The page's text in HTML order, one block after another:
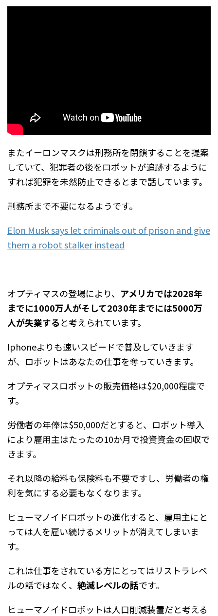
またイーロンマスクは刑務所を閉鎖することを提案
していて、犯罪者の後をロボットが追跡するように
すれば犯罪を未然防止できるとまで話しています。
刑務所まで不要になるようです。
Elon Musk says let criminals out of prison and give
them a robot stalker instead
オプティマスの登場により、 アメリカでは2028年
までに1000万人がそして2030年までには5000万
人が失業すると考えられています。
Iphoneよりも速いスピードで普及していきます
が、ロボットはあなたの仕事を奪っていきます。
オプティマスロボットの販売価格は$20,000程度で
す。
労働者の年俸は$50,000だとすると、ロボット導入
により雇用主はたったの10か月で投資資金の回収で
きます。
それ以降の給料も保険料も不要ですし、労働者の権
利を気にする必要もなくなります。
ヒューマノイドロボットの進化すると、雇用主にと
っては人を雇い続けるメリットが消えてしまいま
す。
これは仕事をされている方にとってはリストラレベ
ルの話ではなく、 絶滅レベルの話です。
ヒューマノイドロボットは人口削減装置だと考える